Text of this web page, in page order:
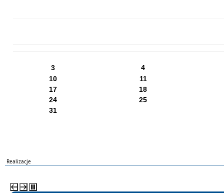
3
4
10
11
17
18
24
25
31
Realizacje